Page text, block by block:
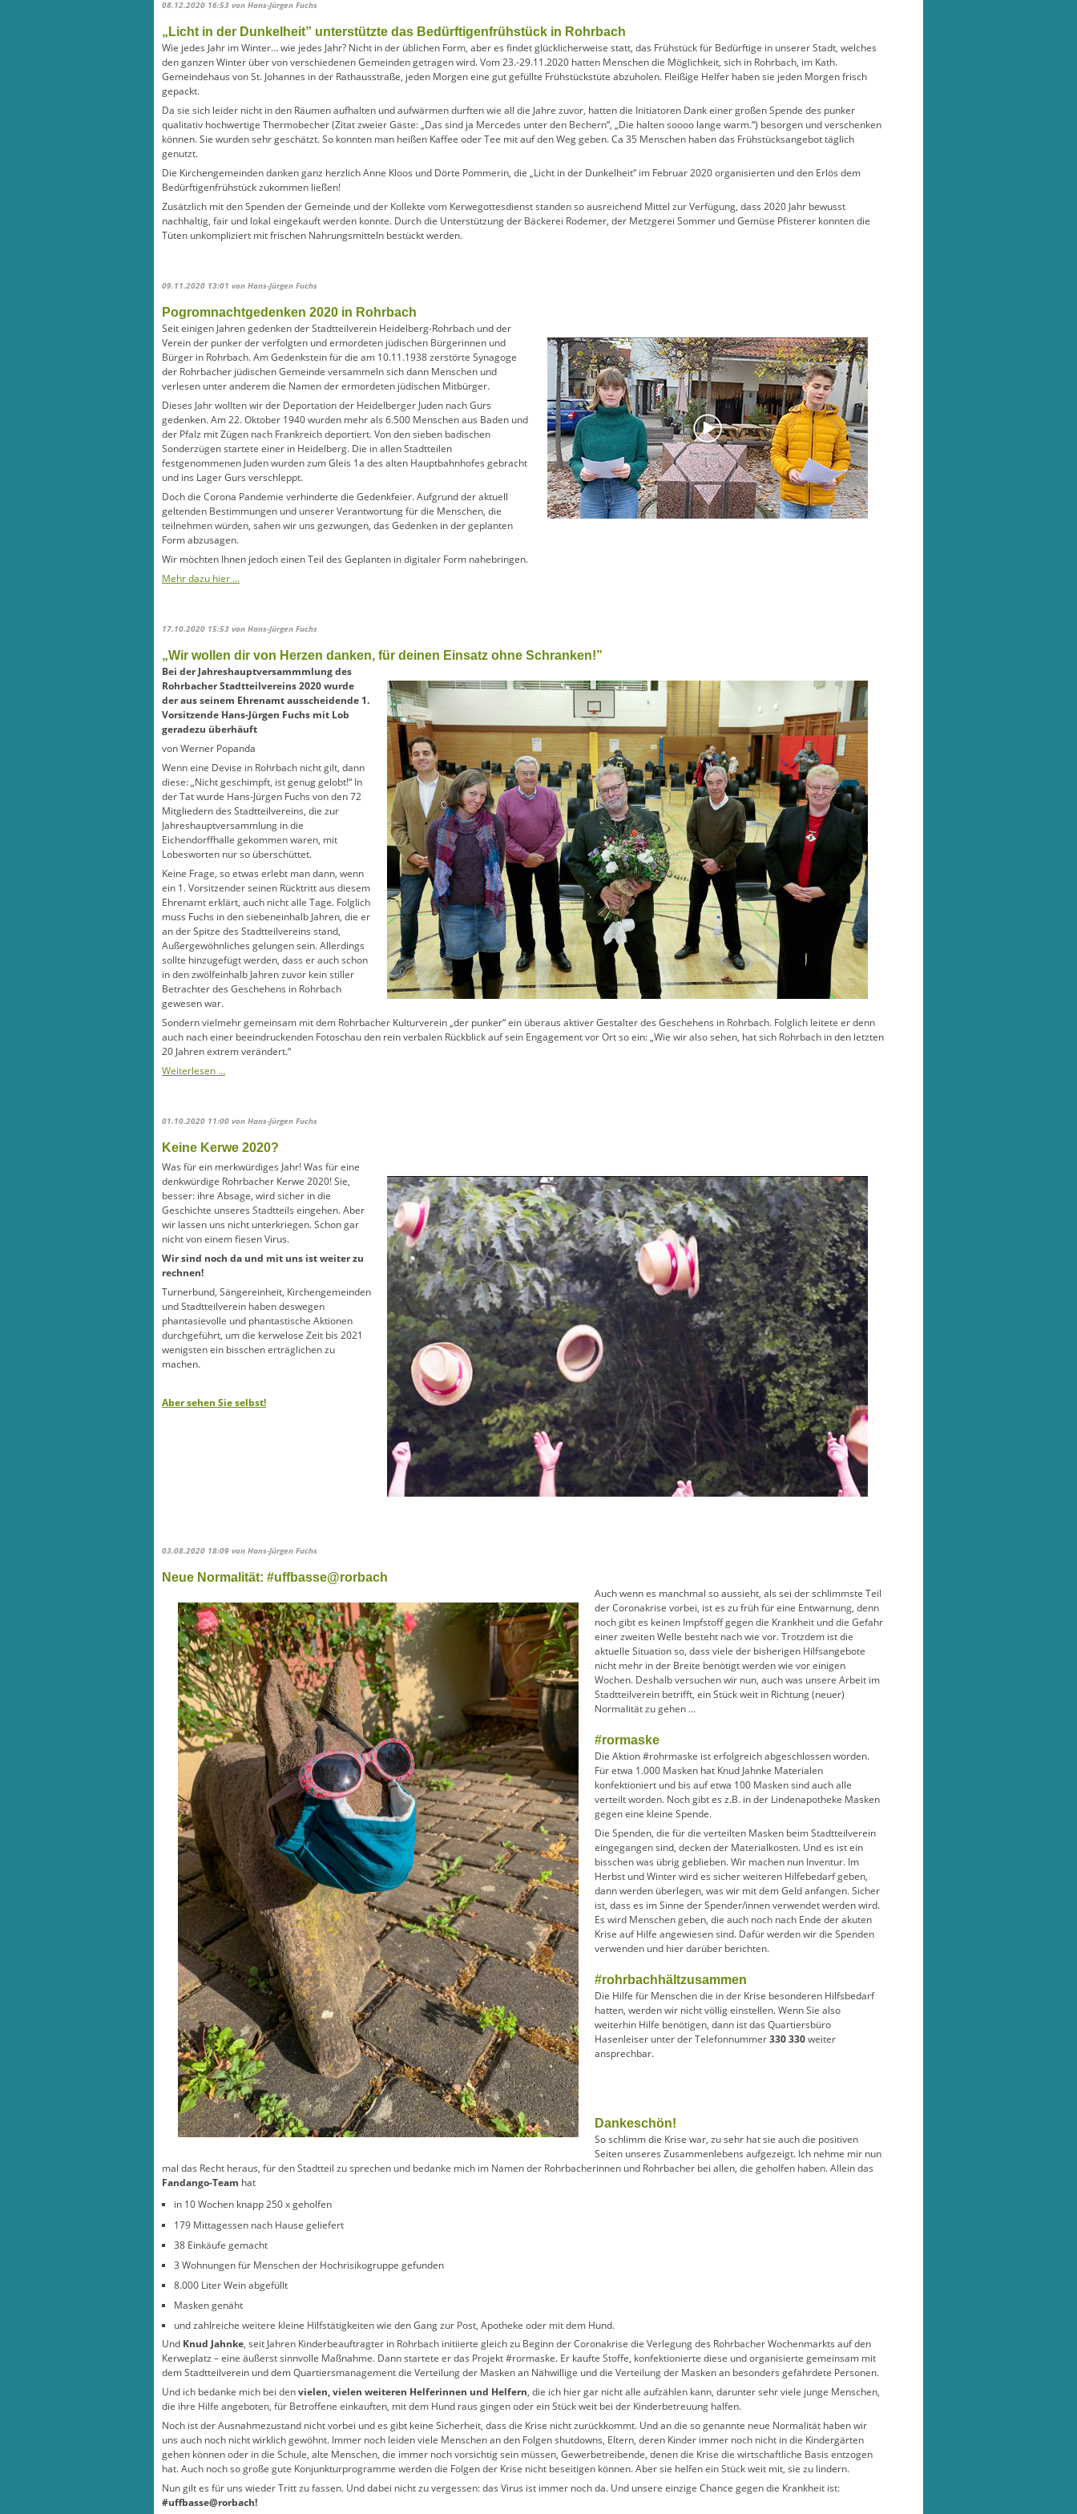
08.12.2020 16:53 von Hans-Jürgen Fuchs
„Licht in der Dunkelheit” unterstützte das Bedürftigenfrühstück in Rohrbach
Wie jedes Jahr im Winter… wie jedes Jahr? Nicht in der üblichen Form, aber es findet glücklicherweise statt, das Frühstück für Bedürftige in unserer Stadt, welches
den ganzen Winter über von verschiedenen Gemeinden getragen wird. Vom 23.-29.11.2020 hatten Menschen die Möglichkeit, sich in Rohrbach, im Kath.
Gemeindehaus von St. Johannes in der Rathausstraße, jeden Morgen eine gut gefüllte Frühstückstüte abzuholen. Fleißige Helfer haben sie jeden Morgen frisch
gepackt.
Da sie sich leider nicht in den Räumen aufhalten und aufwärmen durften wie all die Jahre zuvor, hatten die Initiatoren Dank einer großen Spende des punker
qualitativ hochwertige Thermobecher (Zitat zweier Gäste: „Das sind ja Mercedes unter den Bechern“, „Die halten soooo lange warm.“) besorgen und verschenken
können. Sie wurden sehr geschätzt. So konnten man heißen Kaffee oder Tee mit auf den Weg geben. Ca 35 Menschen haben das Frühstücksangebot täglich
genutzt.
Die Kirchengemeinden danken ganz herzlich Anne Kloos und Dörte Pommerin, die „Licht in der Dunkelheit“ im Februar 2020 organisierten und den Erlös dem
Bedürftigenfrühstück zukommen ließen!
Zusätzlich mit den Spenden der Gemeinde und der Kollekte vom Kerwegottesdienst standen so ausreichend Mittel zur Verfügung, dass 2020 Jahr bewusst
nachhaltig, fair und lokal eingekauft werden konnte. Durch die Unterstützung der Bäckerei Rodemer, der Metzgerei Sommer und Gemüse Pfisterer konnten die
Tüten unkompliziert mit frischen Nahrungsmitteln bestückt werden.
09.11.2020 13:01 von Hans-Jürgen Fuchs
Pogromnachtgedenken 2020 in Rohrbach
Seit einigen Jahren gedenken der Stadtteilverein Heidelberg-Rohrbach und der
Verein der punker der verfolgten und ermordeten jüdischen Bürgerinnen und
Bürger in Rohrbach. Am Gedenkstein für die am 10.11.1938 zerstörte Synagoge
der Rohrbacher jüdischen Gemeinde versammeln sich dann Menschen und
verlesen unter anderem die Namen der ermordeten jüdischen Mitbürger.
Dieses Jahr wollten wir der Deportation der Heidelberger Juden nach Gurs
gedenken. Am 22. Oktober 1940 wurden mehr als 6.500 Menschen aus Baden und
der Pfalz mit Zügen nach Frankreich deportiert. Von den sieben badischen
Sonderzügen startete einer in Heidelberg. Die in allen Stadtteilen
festgenommenen Juden wurden zum Gleis 1a des alten Hauptbahnhofes gebracht
und ins Lager Gurs verschleppt.
Doch die Corona Pandemie verhinderte die Gedenkfeier. Aufgrund der aktuell
geltenden Bestimmungen und unserer Verantwortung für die Menschen, die
teilnehmen würden, sahen wir uns gezwungen, das Gedenken in der geplanten
Form abzusagen.
Wir möchten Ihnen jedoch einen Teil des Geplanten in digitaler Form nahebringen.
Mehr dazu hier …
17.10.2020 15:53 von Hans-Jürgen Fuchs
„Wir wollen dir von Herzen danken, für deinen Einsatz ohne Schranken!”
Bei der Jahreshauptversammmlung des
Rohrbacher Stadtteilvereins 2020 wurde
der aus seinem Ehrenamt ausscheidende 1.
Vorsitzende Hans-Jürgen Fuchs mit Lob
geradezu überhäuft
von Werner Popanda
Wenn eine Devise in Rohrbach nicht gilt, dann
diese: „Nicht geschimpft, ist genug gelobt!“ In
der Tat wurde Hans-Jürgen Fuchs von den 72
Mitgliedern des Stadtteilvereins, die zur
Jahreshauptversammlung in die
Eichendorffhalle gekommen waren, mit
Lobesworten nur so überschüttet.
Keine Frage, so etwas erlebt man dann, wenn
ein 1. Vorsitzender seinen Rücktritt aus diesem
Ehrenamt erklärt, auch nicht alle Tage. Folglich
muss Fuchs in den siebeneinhalb Jahren, die er
an der Spitze des Stadtteilvereins stand,
Außergewöhnliches gelungen sein. Allerdings
sollte hinzugefügt werden, dass er auch schon
in den zwölfeinhalb Jahren zuvor kein stiller
Betrachter des Geschehens in Rohrbach
gewesen war.
Sondern vielmehr gemeinsam mit dem Rohrbacher Kulturverein „der punker“ ein überaus aktiver Gestalter des Geschehens in Rohrbach. Folglich leitete er denn
auch nach einer beeindruckenden Fotoschau den rein verbalen Rückblick auf sein Engagement vor Ort so ein: „Wie wir also sehen, hat sich Rohrbach in den letzten
20 Jahren extrem verändert.“
Weiterlesen …
01.10.2020 11:00 von Hans-Jürgen Fuchs
Keine Kerwe 2020?
Was für ein merkwürdiges Jahr! Was für eine
denkwürdige Rohrbacher Kerwe 2020! Sie,
besser: ihre Absage, wird sicher in die
Geschichte unseres Stadtteils eingehen. Aber
wir lassen uns nicht unterkriegen. Schon gar
nicht von einem fiesen Virus.
Wir sind noch da und mit uns ist weiter zu
rechnen!
Turnerbund, Sängereinheit, Kirchengemeinden
und Stadtteilverein haben deswegen
phantasievolle und phantastische Aktionen
durchgeführt, um die kerwelose Zeit bis 2021
wenigsten ein bisschen erträglichen zu
machen.
Aber sehen Sie selbst!
03.08.2020 18:09 von Hans-Jürgen Fuchs
Neue Normalität: #uffbasse@rorbach
Auch wenn es manchmal so aussieht, als sei der schlimmste Teil
der Coronakrise vorbei, ist es zu früh für eine Entwarnung, denn
noch gibt es keinen Impfstoff gegen die Krankheit und die Gefahr
einer zweiten Welle besteht nach wie vor. Trotzdem ist die
aktuelle Situation so, dass viele der bisherigen Hilfsangebote
nicht mehr in der Breite benötigt werden wie vor einigen
Wochen. Deshalb versuchen wir nun, auch was unsere Arbeit im
Stadtteilverein betrifft, ein Stück weit in Richtung (neuer)
Normalität zu gehen …
#rormaske
Die Aktion #rohrmaske ist erfolgreich abgeschlossen worden.
Für etwa 1.000 Masken hat Knud Jahnke Materialen
konfektioniert und bis auf etwa 100 Masken sind auch alle
verteilt worden. Noch gibt es z.B. in der Lindenapotheke Masken
gegen eine kleine Spende.
Die Spenden, die für die verteilten Masken beim Stadtteilverein
eingegangen sind, decken der Materialkosten. Und es ist ein
bisschen was übrig geblieben. Wir machen nun Inventur. Im
Herbst und Winter wird es sicher weiteren Hilfebedarf geben,
dann werden überlegen, was wir mit dem Geld anfangen. Sicher
ist, dass es im Sinne der Spender/innen verwendet werden wird.
Es wird Menschen geben, die auch noch nach Ende der akuten
Krise auf Hilfe angewiesen sind. Dafür werden wir die Spenden
verwenden und hier darüber berichten.
#rohrbachhältzusammen
Die Hilfe für Menschen die in der Krise besonderen Hilfsbedarf
hatten, werden wir nicht völlig einstellen. Wenn Sie also
weiterhin Hilfe benötigen, dann ist das Quartiersbüro
Hasenleiser unter der Telefonnummer330 330weiter
ansprechbar.
Dankeschön!
So schlimm die Krise war, zu sehr hat sie auch die positiven
Seiten unseres Zusammenlebens aufgezeigt. Ich nehme mir nun
mal das Recht heraus, für den Stadtteil zu sprechen und bedanke mich im Namen der Rohrbacherinnen und Rohrbacher bei allen, die geholfen haben. Allein das
Fandango-Team hat
in 10 Wochen knapp 250 x geholfen
179 Mittagessen nach Hause geliefert
38 Einkäufe gemacht
3 Wohnungen für Menschen der Hochrisikogruppe gefunden
8.000 Liter Wein abgefüllt
Masken genäht
und zahlreiche weitere kleine Hilfstätigkeiten wie den Gang zur Post, Apotheke oder mit dem Hund.
Und Knud Jahnke, seit Jahren Kinderbeauftragter in Rohrbach initiierte gleich zu Beginn der Coronakrise die Verlegung des Rohrbacher Wochenmarkts auf den
Kerweplatz – eine äußerst sinnvolle Maßnahme. Dann startete er das Projekt #rormaske. Er kaufte Stoffe, konfektionierte diese und organisierte gemeinsam mit
dem Stadtteilverein und dem Quartiersmanagement die Verteilung der Masken an Nähwillige und die Verteilung der Masken an besonders gefährdete Personen.
Und ich bedanke mich bei denvielen, vielen weiteren Helferinnen und Helfern, die ich hier gar nicht alle aufzählen kann, darunter sehr viele junge Menschen,
die ihre Hilfe angeboten, für Betroffene einkauften, mit dem Hund raus gingen oder ein Stück weit bei der Kinderbetreuung halfen.
Noch ist der Ausnahmezustand nicht vorbei und es gibt keine Sicherheit, dass die Krise nicht zurückkommt. Und an die so genannte neue Normalität haben wir
uns auch noch nicht wirklich gewöhnt. Immer noch leiden viele Menschen an den Folgen shutdowns, Eltern, deren Kinder immer noch nicht in die Kindergärten
gehen können oder in die Schule, alte Menschen, die immer noch vorsichtig sein müssen, Gewerbetreibende, denen die Krise die wirtschaftliche Basis entzogen
hat. Auch noch so große gute Konjunkturprogramme werden die Folgen der Krise nicht beseitigen können. Aber sie helfen ein Stück weit mit, sie zu lindern.
Nun gilt es für uns wieder Tritt zu fassen. Und dabei nicht zu vergessen: das Virus ist immer noch da. Und unsere einzige Chance gegen die Krankheit ist:
#uffbasse@rorbach!